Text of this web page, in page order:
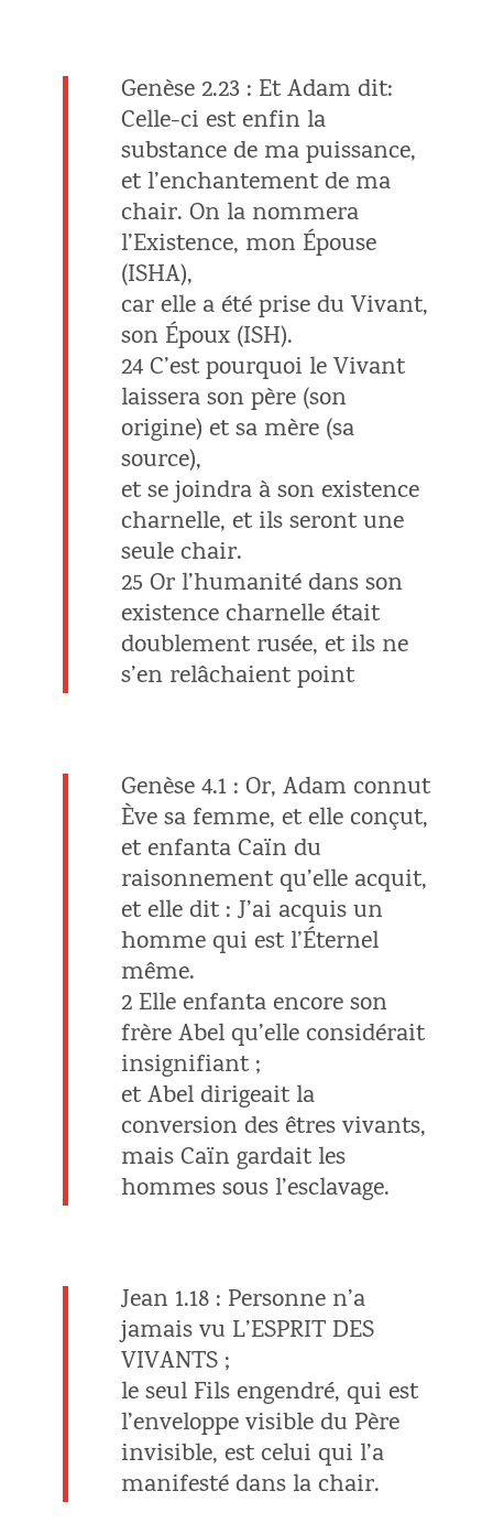
Genèse 2.23 : Et Adam dit:
Celle-ci est enfin la
substance de ma puissance,
et l’enchantement de ma
chair. On la nommera
l’Existence, mon Épouse
(ISHA),
car elle a été prise du Vivant,
son Époux (ISH).
24 C’est pourquoi le Vivant
laissera son père (son
origine) et sa mère (sa
source),
et se joindra à son existence
charnelle, et ils seront une
seule chair.
25 Or l’humanité dans son
existence charnelle était
doublement rusée, et ils ne
s’en relâchaient point
Genèse 4.1 : Or, Adam connut
Ève sa femme, et elle conçut,
et enfanta Caïn du
raisonnement qu’elle acquit,
et elle dit : J’ai acquis un
homme qui est l’Éternel
même.
2 Elle enfanta encore son
frère Abel qu’elle considérait
insignifiant ;
et Abel dirigeait la
conversion des êtres vivants,
mais Caïn gardait les
hommes sous l’esclavage.
Jean 1.18 : Personne n’a
jamais vu L’ESPRIT DES
VIVANTS ;
le seul Fils engendré, qui est
l’enveloppe visible du Père
invisible, est celui qui l’a
manifesté dans la chair.